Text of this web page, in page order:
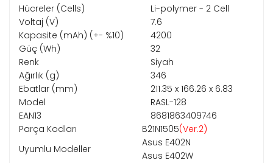
Hücreler (Cells)
Li-polymer - 2 Cell
Voltaj (V)
7.6
Kapasite (mAh) (+- %10)
4200
Güç (Wh)
32
Renk
Siyah
Ağırlık (g)
346
Ebatlar (mm)
211.35 x 166.26 x 6.83
Model
RASL-128
EAN13
8681863409746
Parça Kodları
B21N1505(Ver.2)
Uyumlu Modeller
Asus E402N
Asus E402W